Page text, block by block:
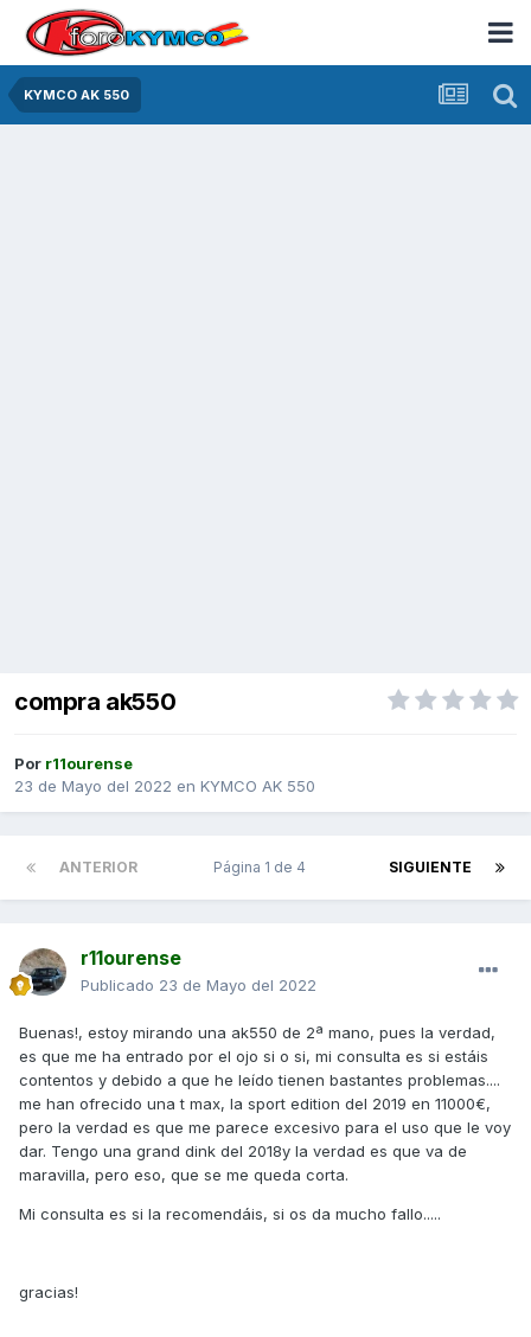
KYMCO AK 550
compra ak550
Por r11ourense
23 de Mayo del 2022 en KYMCO AK 550
ANTERIOR SIGUIENTE
Página 1 de 4
r11ourense
Publicado 23 de Mayo del 2022
Buenas!, estoy mirando una ak550 de 2ª mano, pues la verdad,
es que me ha entrado por el ojo si o si, mi consulta es si estáis
contentos y debido a que he leído tienen bastantes problemas....
me han ofrecido una t max, la sport edition del 2019 en 11000€,
pero la verdad es que me parece excesivo para el uso que le voy
dar. Tengo una grand dink del 2018y la verdad es que va de
maravilla, pero eso, que se me queda corta.
Mi consulta es si la recomendáis, si os da mucho fallo.....
gracias!